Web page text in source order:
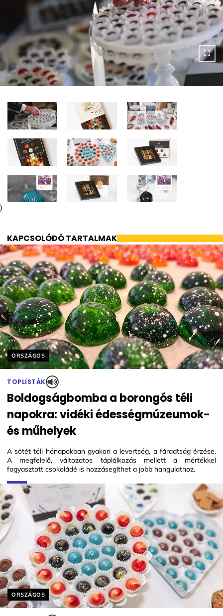
)
KAPCSOLÓDÓ TARTALMAK
Helyszín címkék:
ORSZÁGOS
TOPLISTÁK
Boldogságbomba a borongós téli
napokra: vidéki édességmúzeumok-
és műhelyek
A sötét téli hónapokban gyakori a levertség, a fáradtság érzése.
A megfelelő, változatos táplálkozás mellett a mértékkel
fogyasztott csokoládé is hozzásegíthet a jobb hangulathoz.
Helyszín címkék:
ORSZÁGOS